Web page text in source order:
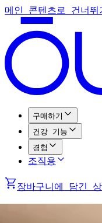
메인 콘텐츠로 건너뛰
구매하기
건강 기능
경험
조직용
장바구니에 담긴